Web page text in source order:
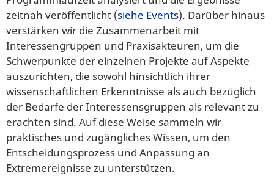
zeitnah veröffentlicht (siehe Events). Darüber hinaus
verstärken wir die Zusammenarbeit mit
Interessengruppen und Praxisakteuren, um die
Schwerpunkte der einzelnen Projekte auf Aspekte
auszurichten, die sowohl hinsichtlich ihrer
wissenschaftlichen Erkenntnisse als auch bezüglich
der Bedarfe der Interessensgruppen als relevant zu
erachten sind. Auf diese Weise sammeln wir
praktisches und zugängliches Wissen, um den
Entscheidungsprozess und Anpassung an
Extremereignisse zu unterstützen.